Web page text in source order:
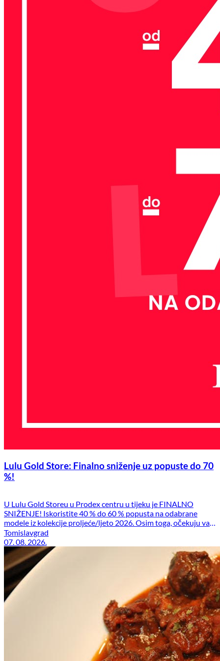
Lulu Gold Store: Finalno sniženje uz popuste do 70
%!
U Lulu Gold Storeu u Prodex centru u tijeku je FINALNO
SNIŽENJE! Iskoristite 40 % do 60 % popusta na odabrane
modele iz kolekcije proljeće/ljeto 2026. Osim toga, očekuju vas
i dodatne pogodnosti: stara kolekcija – 50 % + dodatnih 20 %
popusta stara U.S. Polo Assn. kolekcija – 70 % Posjetite nas u
Prodex centru […]
Tomislavgrad
07. 08. 2026.